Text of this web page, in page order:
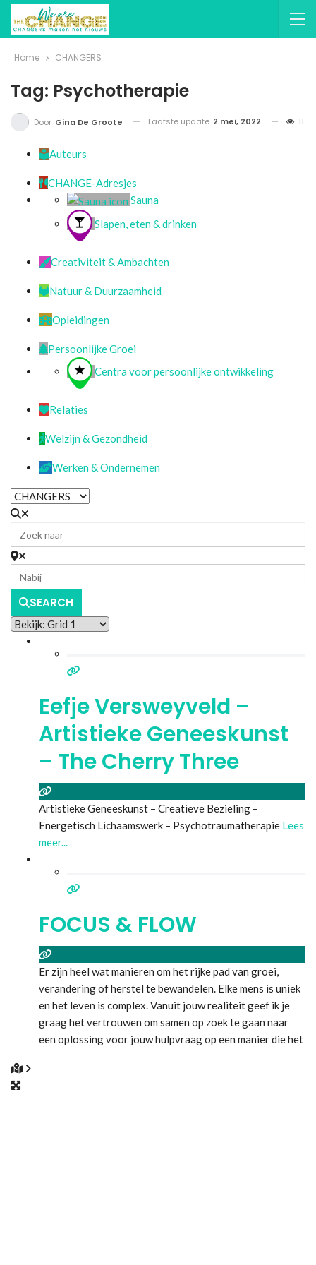
Home CHANGERS
Tag: Psychotherapie
Door Gina De Groote Laatste update 2 mei, 2022 11
Auteurs
CHANGE-Adresjes
Sauna
Slapen, eten & drinken
Creativiteit & Ambachten
Natuur & Duurzaamheid
Opleidingen
Persoonlijke Groei
Centra voor persoonlijke ontwikkeling
Relaties
Welzijn & Gezondheid
Werken & Ondernemen
SEARCH
Eefje Versweyveld –
Artistieke Geneeskunst
– The Cherry Three
Artistieke Geneeskunst – Creatieve Bezieling –
Energetisch Lichaamswerk – Psychotraumatherapie Lees
meer...
FOCUS & FLOW
Er zijn heel wat manieren om het rijke pad van groei,
verandering of herstel te bewandelen. Elke mens is uniek
en het leven is complex. Vanuit jouw realiteit geef ik je
graag het vertrouwen om samen op zoek te gaan naar
een oplossing voor jouw hulpvraag op een manier die het